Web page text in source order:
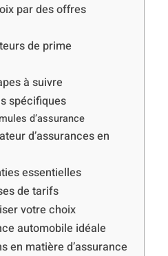
par des offres
de prime
à suivre
spécifiques
d’assurance
d’assurances en
essentielles
de tarifs
votre choix
automobile idéale
en matière d’assurance